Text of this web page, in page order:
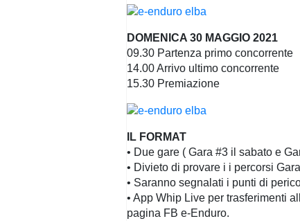
DOMENICA 30 MAGGIO 2021
09.30 Partenza primo concorrente
14.00 Arrivo ultimo concorrente
15.30 Premiazione
IL FORMAT
• Due gare ( Gara #3 il sabato e
• Divieto di provare i i percorsi Gara
• Saranno segnalati i punti di
• App Whip Live per trasferimenti
pagina FB e-Enduro.